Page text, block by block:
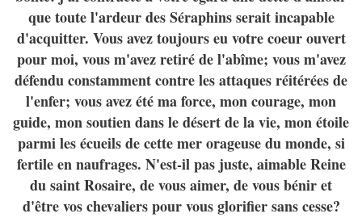
que toute l'ardeur des Séraphins serait incapable
d'acquitter. Vous avez toujours eu votre coeur ouvert
pour moi, vous m'avez retiré de l'abîme; vous m'avez
défendu constamment contre les attaques réitérées de
l'enfer; vous avez été ma force, mon courage, mon
guide, mon soutien dans le désert de la vie, mon étoile
parmi les écueils de cette mer orageuse du monde, si
fertile en naufrages. N'est-il pas juste, aimable Reine
du saint Rosaire, de vous aimer, de vous bénir et
d'être vos chevaliers pour vous glorifier sans cesse?